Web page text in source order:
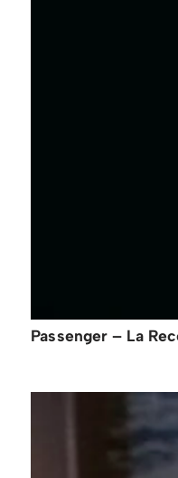
Passenger – La